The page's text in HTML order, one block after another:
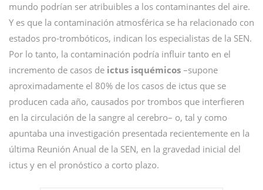
mundo podrían ser atribuibles a los contaminantes del aire.
Y es que la contaminación atmosférica se ha relacionado con
estados pro-trombóticos, indican los especialistas de la SEN.
Por lo tanto, la contaminación podría influir tanto en el
incremento de casos de ictus isquémicos –supone
aproximadamente el 80% de los casos de ictus que se
producen cada año, causados por trombos que interfieren
en la circulación de la sangre al cerebro– o, tal y como
apuntaba una investigación presentada recientemente en la
última Reunión Anual de la SEN, en la gravedad inicial del
ictus y en el pronóstico a corto plazo.